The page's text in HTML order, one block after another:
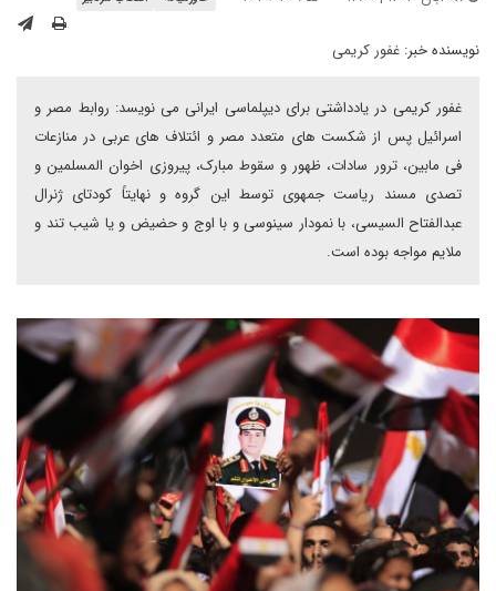
نویسنده خبر: غفور کریمی
غفور کریمی در یادداشتی برای دیپلماسی ایرانی می نویسد: روابط مصر و
اسرائیل پس از شکست های متعدد مصر و ائتلاف های عربی در منازعات
فی مابین، ترور سادات، ظهور و سقوط مبارک، پیروزی اخوان المسلمین و
تصدی مسند ریاست جمهوی توسط این گروه و نهایتاً کودتای ژنرال
عبدالفتاح السیسی، با نمودار سینوسی و با اوج و حضیض و یا شیب تند و
ملایم مواجه بوده است.